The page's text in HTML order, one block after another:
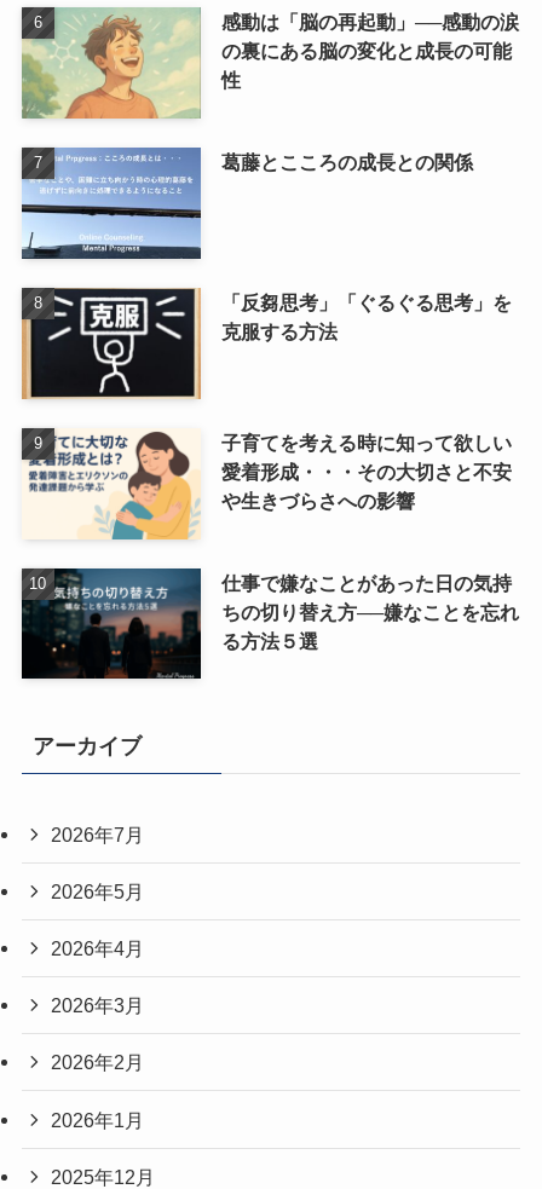
感動は「脳の再起動」──感動の涙
の裏にある脳の変化と成長の可能
性
葛藤とこころの成長との関係
「反芻思考」「ぐるぐる思考」を
克服する方法
子育てを考える時に知って欲しい
愛着形成・・・その大切さと不安
や生きづらさへの影響
仕事で嫌なことがあった日の気持
ちの切り替え方──嫌なことを忘れ
る方法５選
アーカイブ
2026年7月
2026年5月
2026年4月
2026年3月
2026年2月
2026年1月
2025年12月